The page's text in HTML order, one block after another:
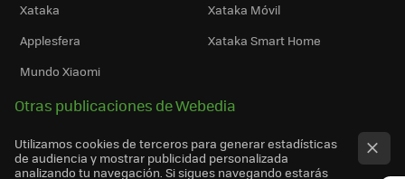
Xataka
Xataka Móvil
Applesfera
Xataka Smart Home
Mundo Xiaomi
Otras publicaciones de Webedia
Utilizamos cookies de terceros para generar estadísticas
de audiencia y mostrar publicidad personalizada
analizando tu navegación. Si sigues navegando estarás